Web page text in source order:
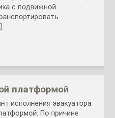
с подвижной
платформой
исполнения эвакуатора
По причине